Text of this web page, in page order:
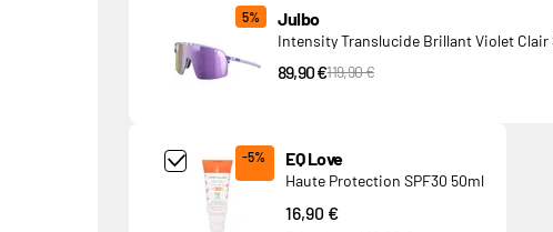
5% Julbo
Intensity Translucide Brillant Violet Clair
89,90 €PVC Price
119,90 €
Add Product MjQ4MTk= undefined
-5% EQ Love
Haute Protection SPF30 50ml
16,90 €